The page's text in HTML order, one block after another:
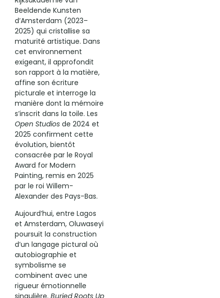
Beeldende Kunsten
d’Amsterdam (2023–
2025) qui cristallise sa
maturité artistique. Dans
cet environnement
exigeant, il approfondit
son rapport à la matière,
affine son écriture
picturale et interroge la
manière dont la mémoire
s’inscrit dans la toile. Les
Open Studios de 2024 et
2025 confirment cette
évolution, bientôt
consacrée par le Royal
Award for Modern
Painting, remis en 2025
par le roi Willem-
Alexander des Pays-Bas.
Aujourd’hui, entre Lagos
et Amsterdam, Oluwaseyi
poursuit la construction
d’un langage pictural où
autobiographie et
symbolisme se
combinent avec une
rigueur émotionnelle